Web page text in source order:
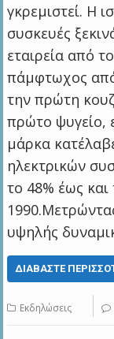
γκρεμιστεί. Η
συσκευές
εταιρεία από
πάμφτωχος
την πρώτη
πρώτο ψυγείο,
μάρκα
ηλεκτρικών
το 48% έως και
υψηλής
ΔΙΑΒΆΣΤΕ
Εκδηλώσεις